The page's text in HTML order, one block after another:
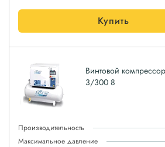
Купить
Винтовой
3/300 8
Производительность
Максимальное давление